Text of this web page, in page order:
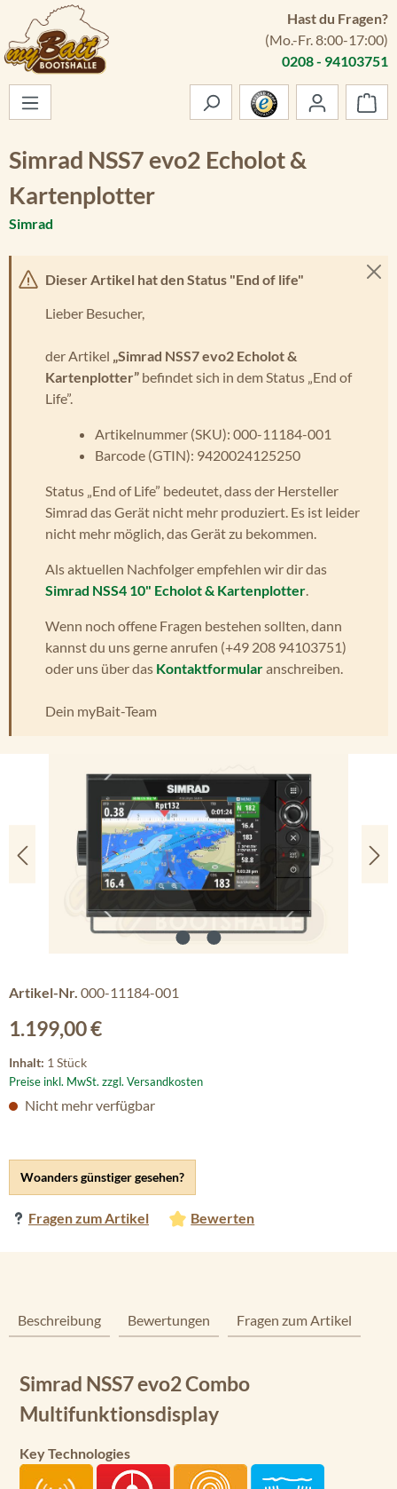
Zum Hauptinhalt springen
Hast du Fragen?
(Mo.-Fr. 8:00-17:00)
0208 - 94103751
Simrad NSS7 evo2 Echolot &
Kartenplotter
Simrad
Dieser Artikel hat den Status "End of life"
Lieber Besucher,
der Artikel „Simrad NSS7 evo2 Echolot &
Kartenplotter” befindet sich in dem Status „End of
Life”.
Artikelnummer (SKU): 000-11184-001
Barcode (GTIN): 9420024125250
Status „End of Life” bedeutet, dass der Hersteller
Simrad das Gerät nicht mehr produziert. Es ist leider
nicht mehr möglich, das Gerät zu bekommen.
Als aktuellen Nachfolger empfehlen wir dir das
Simrad NSS4 10" Echolot & Kartenplotter.
Wenn noch offene Fragen bestehen sollten, dann
kannst du uns gerne anrufen (+49 208 94103751)
oder uns über das Kontaktformularanschreiben.
Dein myBait-Team
Artikel-Nr. 000-11184-001
Regulärer Preis:
1.199,00 €
Inhalt: 1 Stück
Preise inkl. MwSt. zzgl. Versandkosten
Woanders günstiger gesehen?
Fragen zum Artikel Bewerten
Nicht mehr verfügbar
Beschreibung Bewertungen Fragen zum Artikel
Simrad NSS7 evo2 Combo
Multifunktionsdisplay
Key Technologies